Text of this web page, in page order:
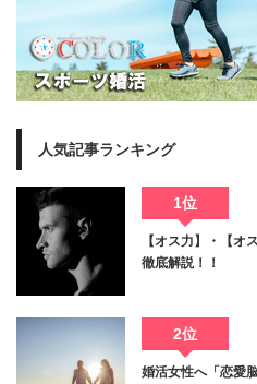
人気記事ランキング
1位
【オス力】・【オ
徹底解説！！
2位
婚活女性へ「恋愛